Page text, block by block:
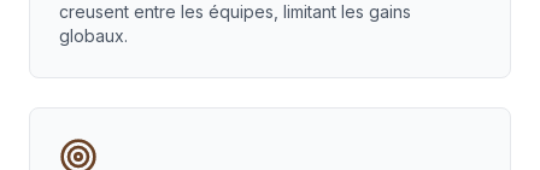
creusent entre les équipes, limitant les gains
globaux.